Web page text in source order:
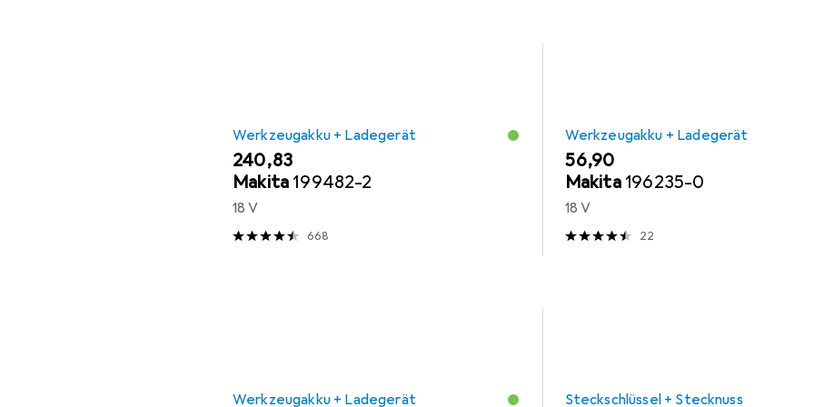
Werkzeugakku + Ladegerät
EUR
240,83
Makita 199482-2
18 V
668
Werkzeugakku + Ladegerät
EUR
56,90
Makita 196235-0
18 V
22
Werkzeugakku + Ladegerät Steckschlüssel + Stecknuss